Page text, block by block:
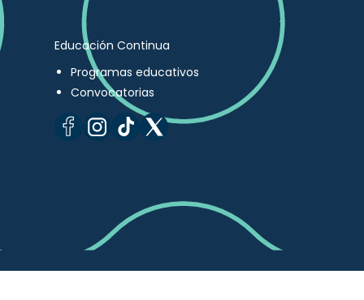
Educación Continua
Programas educativos
Convocatorias